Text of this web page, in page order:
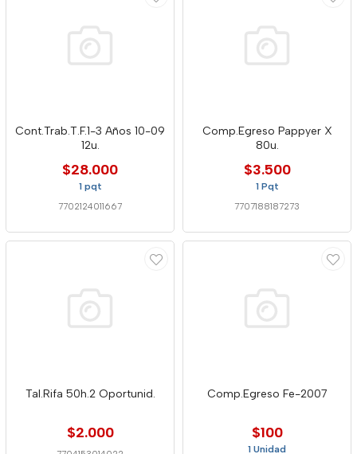
Cont.Trab.T.F.1-3 Años 10-09
12u.
$28.000
1 pqt
7702124011667
Comp.Egreso Pappyer X
80u.
$3.500
1 Pqt
7707188187273
Tal.Rifa 50h.2 Oportunid.
$2.000
Comp.Egreso Fe-2007
$100
1 Unidad